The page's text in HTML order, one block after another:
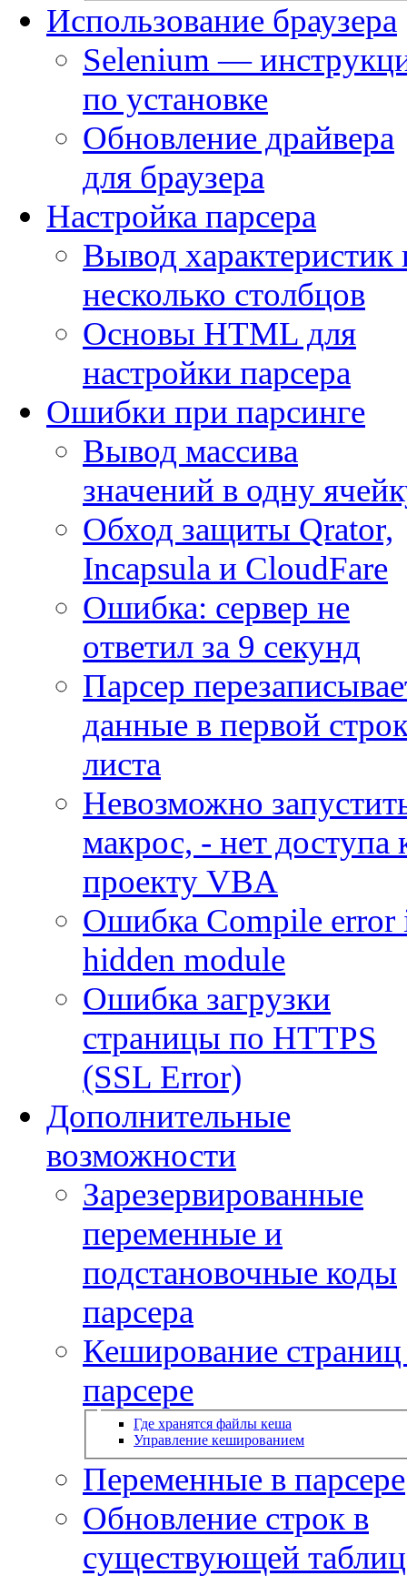
Использование браузера
Selenium —
по установке
Обновление драйвера
для браузера
Настройка парсера
Вывод характеристик
несколько столбцов
Основы HTML для
настройки парсера
Ошибки при парсинге
Вывод массива
значений в одну
Обход защиты Qrator,
Incapsula и CloudFare
Ошибка: сервер не
ответил за 9 секунд
Парсер
данные в первой
листа
Невозможно
макрос, - нет доступа
проекту VBA
Ошибка Compile error
hidden module
Ошибка загрузки
страницы по HTTPS
(SSL Error)
Дополнительные
возможности
Зарезервированные
переменные и
подстановочные коды
парсера
Кеширование страниц
парсере
Где хранятся файлы кеша
Управление кешированием
Переменные в парсере
Обновление строк в
существующей